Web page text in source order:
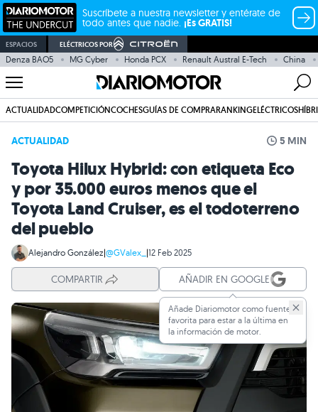
Suscríbete a nuestra newsletter y entérate de
todo antes que nadie. ¡Es GRATIS!
ESPACIOS ELÉCTRICOS POR
Denza BAO5 MG Cyber Honda PCX Renault Austral E-Tech China
ACTUALIDADCOMPETICIÓNCOCHESGUÍAS DE COMPRARANKINGELÉCTRICOS
ACTUALIDAD 5 MIN
Toyota Hilux Hybrid: con etiqueta Eco
y por 35.000 euros menos que el
Toyota Land Cruiser, es el todoterreno
del pueblo
Alejandro González|@GValex_ |12 Feb 2025
COMPARTIR AÑADIR EN GOOGLE
Añade Diariomotor como fuente
favorita para estar a la última en
la información de motor.